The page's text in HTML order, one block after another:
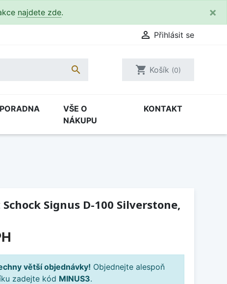
najdete zde. ×
 Přihlásit se
 shopping_cart Košík (0)
PORADNA
VŠE O
NÁKUPU
KONTAKT
Signus D-100 Silverstone,
větší objednávky! Objednejte alespoň
zadejte kód MINUS3.